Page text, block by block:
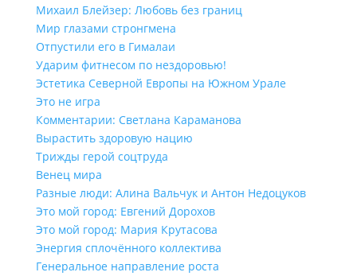
Михаил Блейзер: Любовь без границ
Мир глазами стронгмена
Отпустили его в Гималаи
Ударим фитнесом по нездоровью!
Эстетика Северной Европы на Южном Урале
Это не игра
Комментарии: Светлана Караманова
Вырастить здоровую нацию
Трижды герой соцтруда
Венец мира
Разные люди: Алина Вальчук и Антон Недоцуков
Это мой город: Евгений Дорохов
Это мой город: Мария Крутасова
Энергия сплочённого коллектива
Генеральное направление роста